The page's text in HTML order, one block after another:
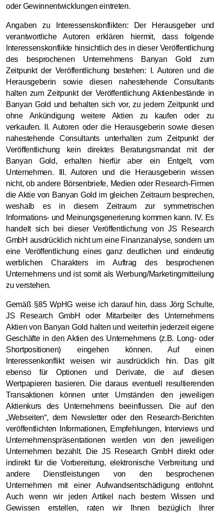
oder Gewinnentwicklungen eintreten.
Angaben zu Interessenskonflikten: Der Herausgeber und
verantwortliche Autoren erklären hiermit, dass folgende
Interessenskonflikte hinsichtlich des in dieser Veröffentlichung
des besprochenen Unternehmens Banyan Gold zum
Zeitpunkt der Veröffentlichung bestehen: I. Autoren und die
Herausgeberin sowie diesen nahestehende Consultants
halten zum Zeitpunkt der Veröffentlichung Aktienbestände in
Banyan Gold und behalten sich vor, zu jedem Zeitpunkt und
ohne Ankündigung weitere Aktien zu kaufen oder zu
verkaufen. II. Autoren oder die Herausgeberin sowie diesen
nahestehende Consultants unterhalten zum Zeitpunkt der
Veröffentlichung kein direktes Beratungsmandat mit der
Banyan Gold, erhalten hierfür aber ein Entgelt, vom
Unternehmen. III. Autoren und die Herausgeberin wissen
nicht, ob andere Börsenbriefe, Medien oder Research-Firmen
die Aktie von Banyan Gold im gleichen Zeitraum besprechen,
weshalb es in diesem Zeitraum zur symmetrischen
Informations- und Meinungsgenerierung kommen kann. IV. Es
handelt sich bei dieser Veröffentlichung von JS Research
GmbH ausdrücklich nicht um eine Finanzanalyse, sondern um
eine Veröffentlichung eines ganz deutlichen und eindeutig
werblichen Charakters im Auftrag des besprochenen
Unternehmens und ist somit als Werbung/Marketingmitteilung
zu verstehen.
Gemäß §85 WpHG weise ich darauf hin, dass Jörg Schulte,
JS Research GmbH oder Mitarbeiter des Unternehmens
Aktien von Banyan Gold halten und weiterhin jederzeit eigene
Geschäfte in den Aktien des Unternehmens (z.B. Long- oder
Shortpositionen) eingehen können. Auf einen
Interessenkonflikt weisen wir ausdrücklich hin. Das gilt
ebenso für Optionen und Derivate, die auf diesen
Wertpapieren basieren. Die daraus eventuell resultierenden
Transaktionen können unter Umständen den jeweiligen
Aktienkurs des Unternehmens beeinflussen. Die auf den
„Webseiten“, dem Newsletter oder den Research-Berichten
veröffentlichten Informationen, Empfehlungen, Interviews und
Unternehmenspräsentationen werden von den jeweiligen
Unternehmen bezahlt. Die JS Research GmbH direkt oder
indirekt für die Vorbereitung, elektronische Verbreitung und
andere Dienstleistungen von den besprochenen
Unternehmen mit einer Aufwandsentschädigung entlohnt.
Auch wenn wir jeden Artikel nach bestem Wissen und
Gewissen erstellen, raten wir Ihnen bezüglich Ihrer